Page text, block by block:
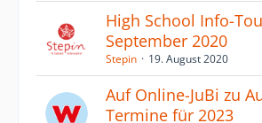
High School Info-
September 2020
Stepin 19. August 2020
Auf Online-JuBi zu
Termine für 2023